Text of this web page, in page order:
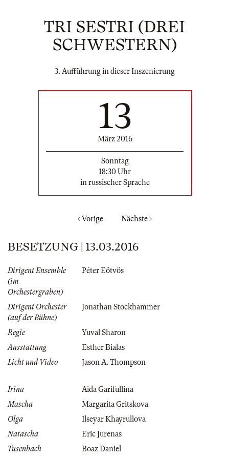
TRI SESTRI (DREI
SCHWESTERN)
3. Aufführung in dieser Inszenierung
13
März 2016
Sonntag
18:30 Uhr
in russischer Sprache
Vorige Nächste
BESETZUNG | 13.03.2016
Dirigent Ensemble
(im
Orchestergraben)
Péter Eötvös
Dirigent Orchester
(auf der Bühne)
Jonathan Stockhammer
Regie
Yuval Sharon
Ausstattung
Esther Bialas
Licht und Video
Jason A. Thompson
Irina
Aida Garifullina
Mascha
Margarita Gritskova
Olga
Ilseyar Khayrullova
Natascha
Eric Jurenas
Tusenbach
Boaz Daniel